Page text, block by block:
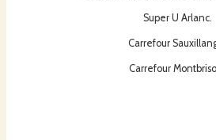
Super U Arlanc.
Carrefour
Carrefour